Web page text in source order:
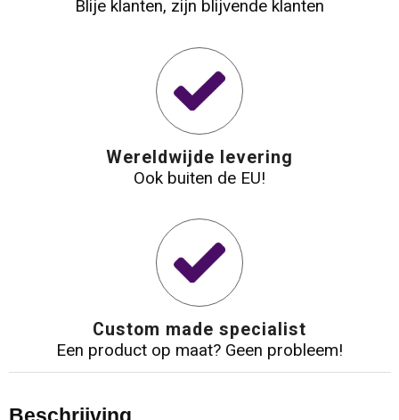
Blije klanten, zijn blijvende klanten
Wereldwijde levering
Ook buiten de EU!
Custom made specialist
Een product op maat? Geen probleem!